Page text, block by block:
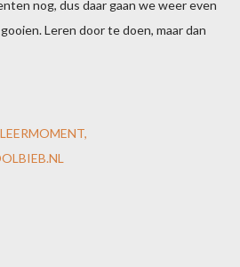
nog, dus daar gaan we weer even
Leren door te doen, maar dan
LEERMOMENT